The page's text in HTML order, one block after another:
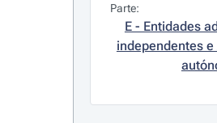
Parte:
E - Entidades
independentes